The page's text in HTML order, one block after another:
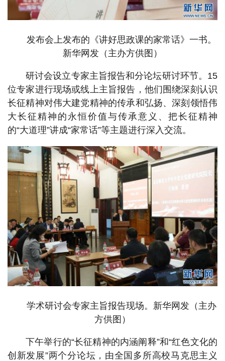
发布会上发布的《讲好思政课的家常话》一书。
新华网发（主办方供图）
研讨会设立专家主旨报告和分论坛研讨环节。15
位专家进行现场或线上主旨报告，他们围绕深刻认识
长征精神对伟大建党精神的传承和弘扬、深刻领悟伟
大长征精神的永恒价值与传承意义、把长征精神
的“大道理”讲成“家常话”等主题进行深入交流。
学术研讨会专家主旨报告现场。新华网发（主办
方供图）
下午举行的“长征精神的内涵阐释”和“红色文化的
创新发展”两个分论坛，由全国多所高校马克思主义